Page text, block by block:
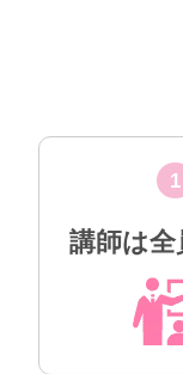
1
講師は全